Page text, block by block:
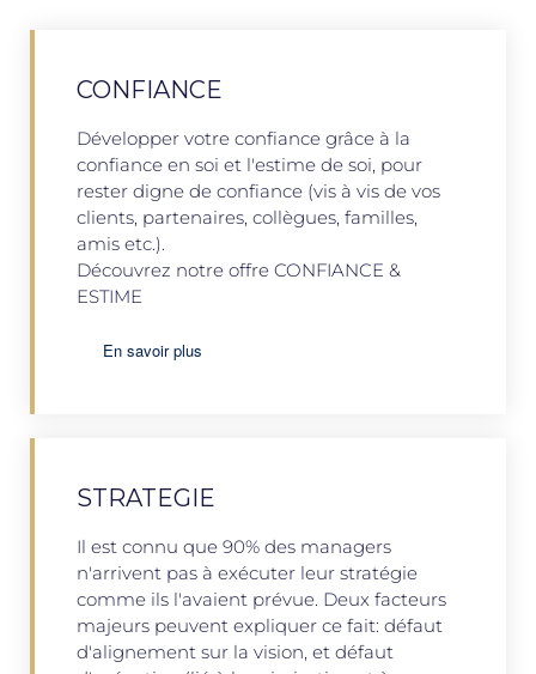
CONFIANCE
Développer votre confiance grâce à la
confiance en soi et l'estime de soi, pour
rester digne de confiance (vis à vis de vos
clients, partenaires, collègues, familles,
amis etc.).
Découvrez notre offre CONFIANCE &
ESTIME
En savoir plus
STRATEGIE
Il est connu que 90% des managers
n'arrivent pas à exécuter leur stratégie
comme ils l'avaient prévue. Deux facteurs
majeurs peuvent expliquer ce fait: défaut
d'alignement sur la vision, et défaut